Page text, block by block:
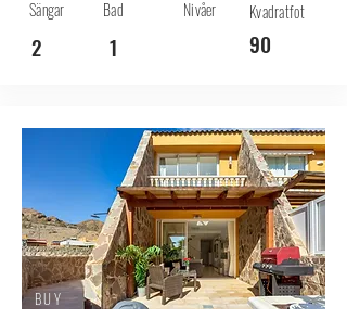
Sängar Bad Nivåer Kvadratfot
2 1 90
BUY